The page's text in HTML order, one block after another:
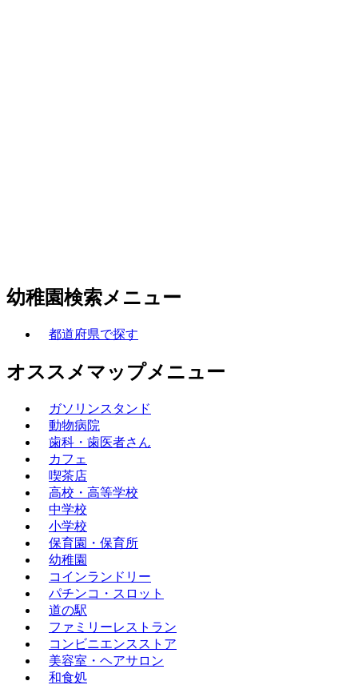
幼稚園検索メニュー
都道府県で探す
オススメマップメニュー
ガソリンスタンド
動物病院
歯科・歯医者さん
カフェ
喫茶店
高校・高等学校
中学校
小学校
保育園・保育所
幼稚園
コインランドリー
パチンコ・スロット
道の駅
ファミリーレストラン
コンビニエンスストア
美容室・ヘアサロン
和食処